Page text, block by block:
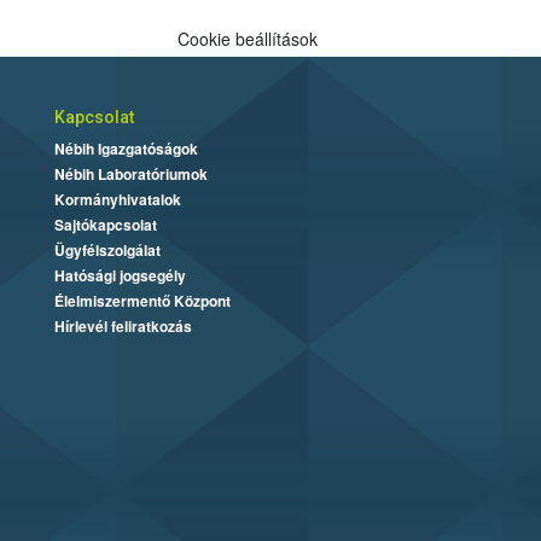
Cookie beállítások
Kapcsolat
Nébih Igazgatóságok
Nébih Laboratóriumok
Kormányhivatalok
Sajtókapcsolat
Ügyfélszolgálat
Hatósági jogsegély
Élelmiszermentő Központ
Hírlevél feliratkozás